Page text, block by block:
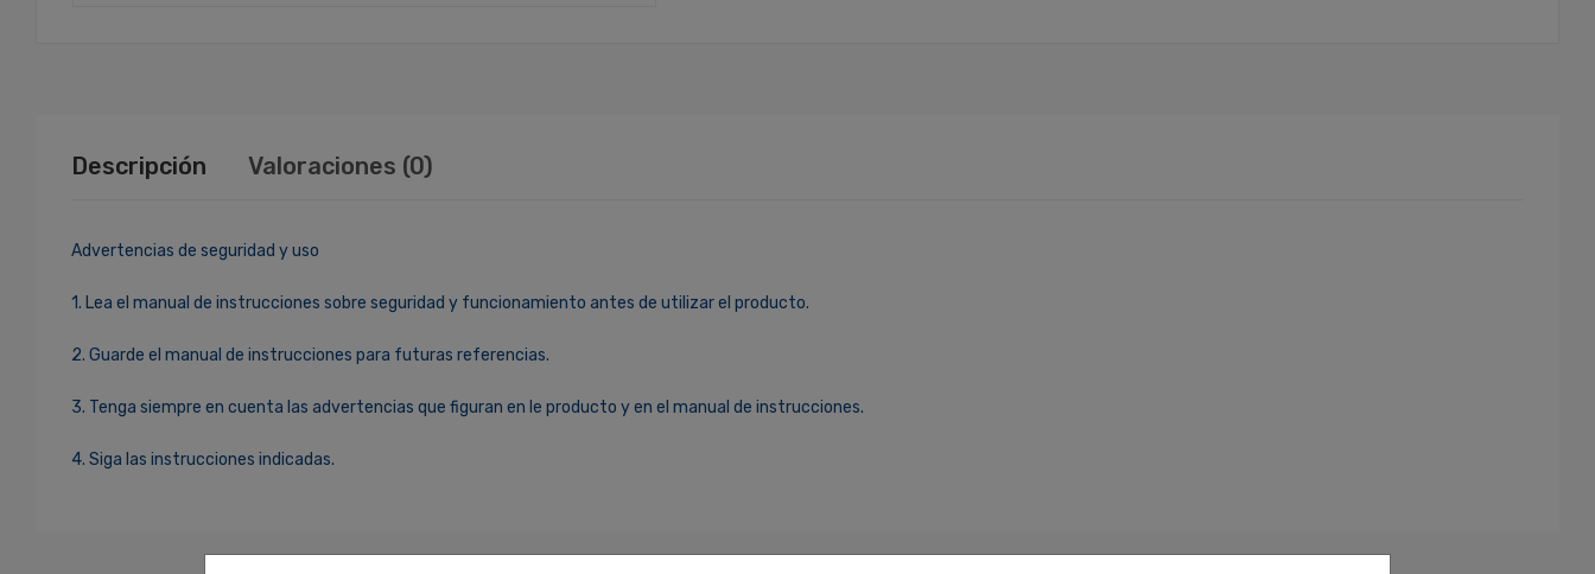
Descripción Valoraciones (0)
Advertencias de seguridad y uso
1. Lea el manual de instrucciones sobre seguridad y funcionamiento antes de utilizar el producto.
2. Guarde el manual de instrucciones para futuras referencias.
3. Tenga siempre en cuenta las advertencias que figuran en le producto y en el manual de instrucciones.
4. Siga las instrucciones indicadas.